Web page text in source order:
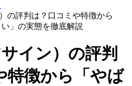
の評判は？口コミや特徴から
い」の実態を徹底解説
イン）の評判
特徴から「やば